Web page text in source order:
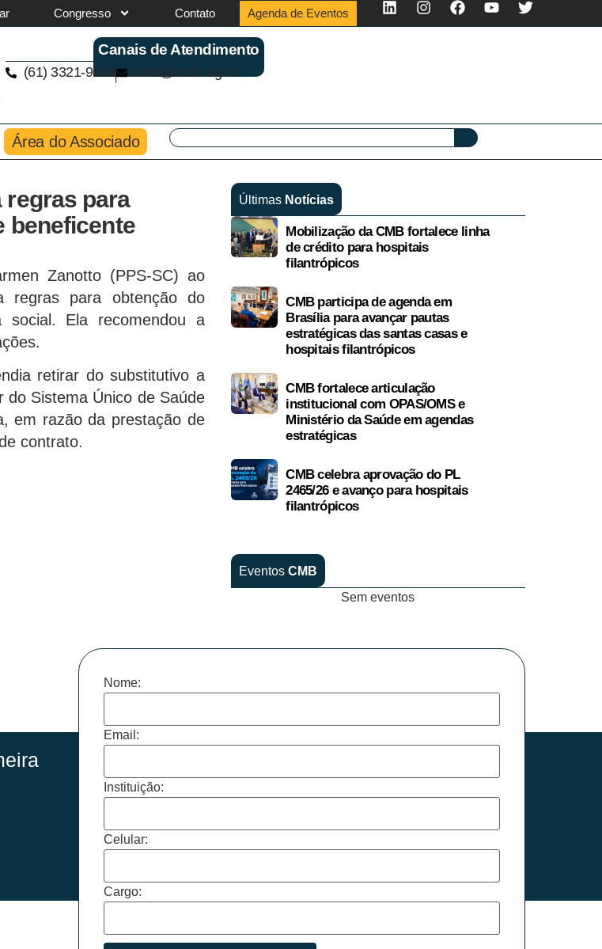
Congresso Contato Agenda de Eventos
Canais de Atendimento
(61) 3321-9563 cmb@cmb.org.br
Área do Associado
regras para
beneficente
Zanotto (PPS-SC) ao
regras para obtenção do
social. Ela recomendou a
retirar do substitutivo a
do Sistema Único de Saúde
em razão da prestação de
contrato.
Últimas Notícias
Mobilização da CMB fortalece linha
de crédito para hospitais
filantrópicos
CMB participa de agenda em
Brasília para avançar pautas
estratégicas das santas casas e
hospitais filantrópicos
CMB fortalece articulação
institucional com OPAS/OMS e
Ministério da Saúde em agendas
estratégicas
CMB celebra aprovação do PL
2465/26 e avanço para hospitais
filantrópicos
Eventos CMB
Sem eventos
Nome:
Email:
Instituição:
Celular:
Cargo: